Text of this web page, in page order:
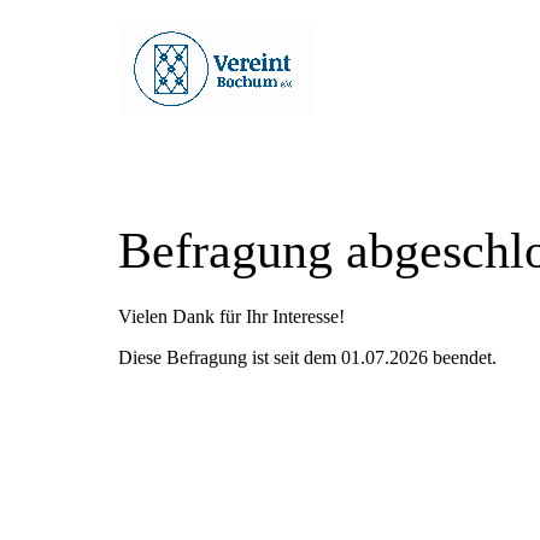
Befragung
Vielen Dank für Ihr Interesse!
Diese Befragung ist seit dem 01.07.2026 beendet.